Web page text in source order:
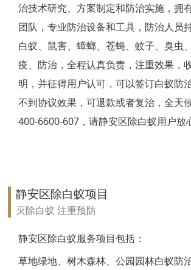
兴化白蚁防治
靖江白蚁防治
泰兴白蚁防治
扬州白蚁防治
宝应白蚁防治
镇江白蚁防治
丹阳白蚁防治
扬中白蚁防治
治技术研究、方案制定和防治实施，拥
团队，专业防治设备和工具，防治人员
白蚁、鼠害、蟑螂、苍蝇、蚊子、臭虫
疫、防治，全程认真负责，注重效果，
明，并征得用户认可，可以签订白蚁防
不到协议效果，可退款或者复治，全天
400-6600-607，请静安区除白蚁用户放
静安区除白蚁项目
灭除白蚁 注重预防
静安区除白蚁服务项目包括：
草地绿地、树木森林、公园园林白蚁防